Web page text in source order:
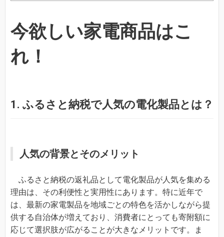
今欲しい家電商品はこ
れ！
1. ふるさと納税で人気の電化製品とは？
人気の背景とそのメリット
ふるさと納税の返礼品として電化製品が人気を集める
理由は、その利便性と実用性にあります。特に近年で
は、最新の家電製品を地域ごとの特色を活かしながら提
供する自治体が増えており、消費者にとっても寄附額に
応じて選択肢が広がることが大きなメリットです。ま